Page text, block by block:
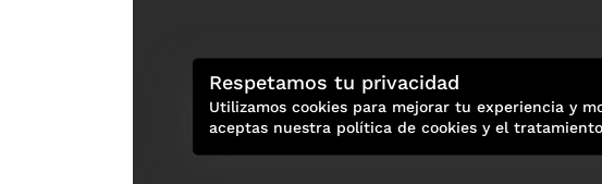
Respetamos tu privacidad
Utilizamos cookies para mejorar tu experiencia y
aceptas nuestra política de cookies y el